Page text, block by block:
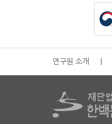
연구원 소개